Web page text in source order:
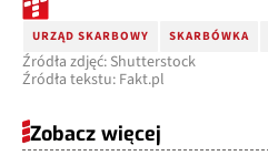
URZĄD SKARBOWY SKARBÓWKA
Źródła zdjęć: Shutterstock
Źródła tekstu: Fakt.pl
Zobacz więcej